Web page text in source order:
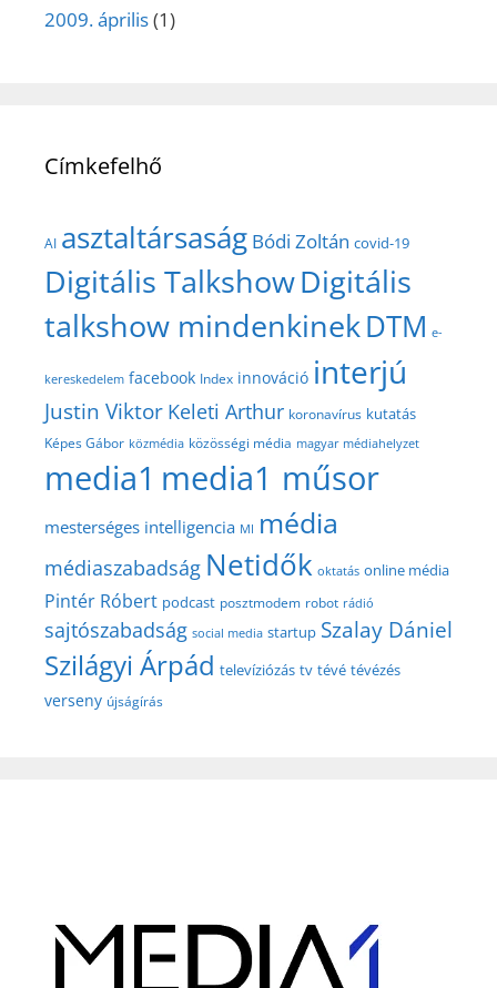
2009. április(1)
Címkefelhő
AI asztaltársaság Bódi Zoltán covid-19
Digitális TalkshowDigitális
talkshow mindenkinekDTM e-
kereskedelem facebook Index innováció interjú
Justin Viktor Keleti Arthur koronavírus kutatás
Képes Gábor közmédia közösségi média magyar médiahelyzet
media1 media1 műsor
mesterséges intelligencia MI média
médiaszabadság Netidők oktatás online média
Pintér Róbert podcast posztmodem robot rádió
sajtószabadság social media startup Szalay Dániel
Szilágyi Árpád televíziózás tv tévé tévézés
verseny újságírás